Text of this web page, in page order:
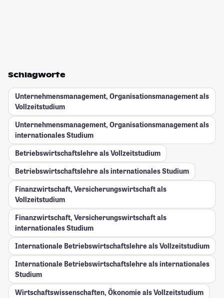
Schlagworte
Unternehmensmanagement, Organisationsmanagement als
Vollzeitstudium
Unternehmensmanagement, Organisationsmanagement als
internationales Studium
Betriebswirtschaftslehre als Vollzeitstudium
Betriebswirtschaftslehre als internationales Studium
Finanzwirtschaft, Versicherungswirtschaft als
Vollzeitstudium
Finanzwirtschaft, Versicherungswirtschaft als
internationales Studium
Internationale Betriebswirtschaftslehre als Vollzeitstudium
Internationale Betriebswirtschaftslehre als internationales
Studium
Wirtschaftswissenschaften, Ökonomie als Vollzeitstudium